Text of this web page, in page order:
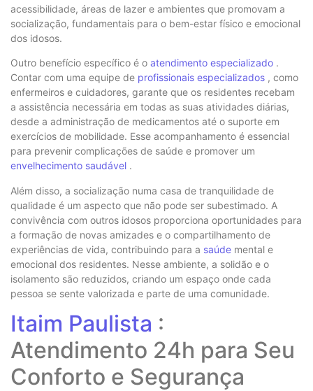
acessibilidade, áreas de lazer e ambientes que promovam a
socialização, fundamentais para o bem-estar físico e emocional
dos idosos.
Outro benefício específico é o atendimento especializado .
Contar com uma equipe de profissionais especializados , como
enfermeiros e cuidadores, garante que os residentes recebam
a assistência necessária em todas as suas atividades diárias,
desde a administração de medicamentos até o suporte em
exercícios de mobilidade. Esse acompanhamento é essencial
para prevenir complicações de saúde e promover um
envelhecimento saudável .
Além disso, a socialização numa casa de tranquilidade de
qualidade é um aspecto que não pode ser subestimado. A
convivência com outros idosos proporciona oportunidades para
a formação de novas amizades e o compartilhamento de
experiências de vida, contribuindo para a saúde mental e
emocional dos residentes. Nesse ambiente, a solidão e o
isolamento são reduzidos, criando um espaço onde cada
pessoa se sente valorizada e parte de uma comunidade.
Itaim Paulista :
Atendimento 24h para Seu
Conforto e Segurança